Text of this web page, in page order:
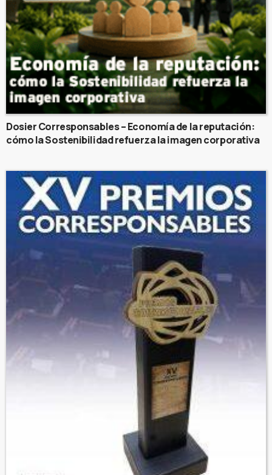
Dosier Corresponsables – Economía de la reputación:
cómo la Sostenibilidad refuerza la imagen corporativa